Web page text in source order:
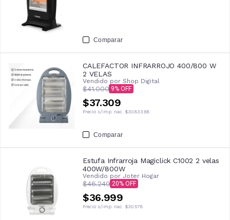
Comparar
CALEFACTOR INFRARROJO 400/800 W
2 VELAS
Vendido por Shop Digital
$41.000 9
$37.309
Precio s/imp. nac. $30.833,88
Comparar
Estufa Infrarroja Magiclick C1002 2 velas
400W/800W
Vendido por Joter Hogar
$46.249 20
$36.999
Precio s/imp. nac. $30.578